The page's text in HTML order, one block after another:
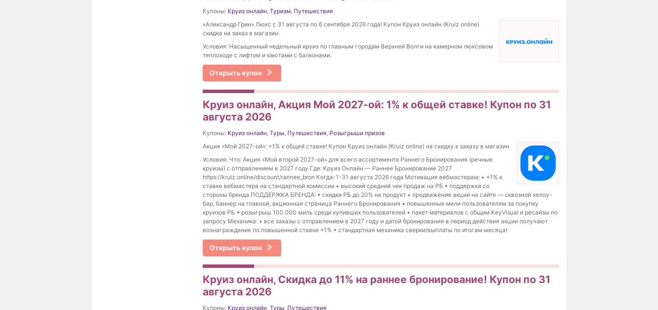
Купоны: Круиз онлайн, Туризм, Путешествия
«Александр Грин» Люкс с 31 августа по 6 сентября 2026 года! Купон Круиз онлайн (Kruiz online)
скидка на заказ в магазин.
Условия: Насыщенный недельный круиз по главным городам Верхней Волги на камерном люксовом
теплоходе с лифтом и каютами с балконами.
Открыть купон
Круиз онлайн, Акция Мой 2027-ой: 1% к общей ставке! Купон по 31
августа 2026
Купоны: Круиз онлайн, Туры, Путешествия, Розыгрыши призов
Акция «Мой 2027-ой»: +1% к общей ставке! Купон Круиз онлайн (Kruiz online) на скидку к заказу в магазин.
Условия: Что: Акция «Мой второй 2027-ой» для всего ассортимента Раннего Бронирования (речные
круизы) с отправлением в 2027 году Где: Круиз Онлайн — Раннее Бронирование 2027
https://kruiz.online/discount/rannee_bron Когда: 1-31 августа 2026 года Мотивация вебмастерам: • +1% к
ставке вебмастера на стандартной комиссии • высокий средний чек продаж на РБ • поддержка со
стороны бренда ПОДДЕРЖКА БРЕНДА: • скидки РБ до 20% на продукт • продвижение акции на сайте — сквозной хелоу-
бар, баннер на главной, акционная страница Раннего Бронирования • повышенные мили пользователям за покупку
круизов РБ • розыгрыш 100 000 миль среди купивших пользователей • пакет материалов с общим KeyVisual и ресайзы по
запросу Механика: • все заказы с отправлением в 2027 году и датой бронирования в период действия акции получают
вознаграждение по повышенной ставке +1% • стандартная механика сверки/выплаты по итогам месяца!
Открыть купон
Круиз онлайн, Скидка до 11% на раннее бронирование! Купон по 31
августа 2026
Купоны: Круиз онлайн, Туры, Путешествия